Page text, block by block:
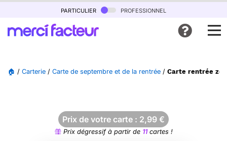
particulier professionnel
🏠 / Carterie / Carte de septembre et de la rentrée / Carte rentrée
Prix de votre carte : 2,99 €
Prix dégressif à partir de 11cartes !